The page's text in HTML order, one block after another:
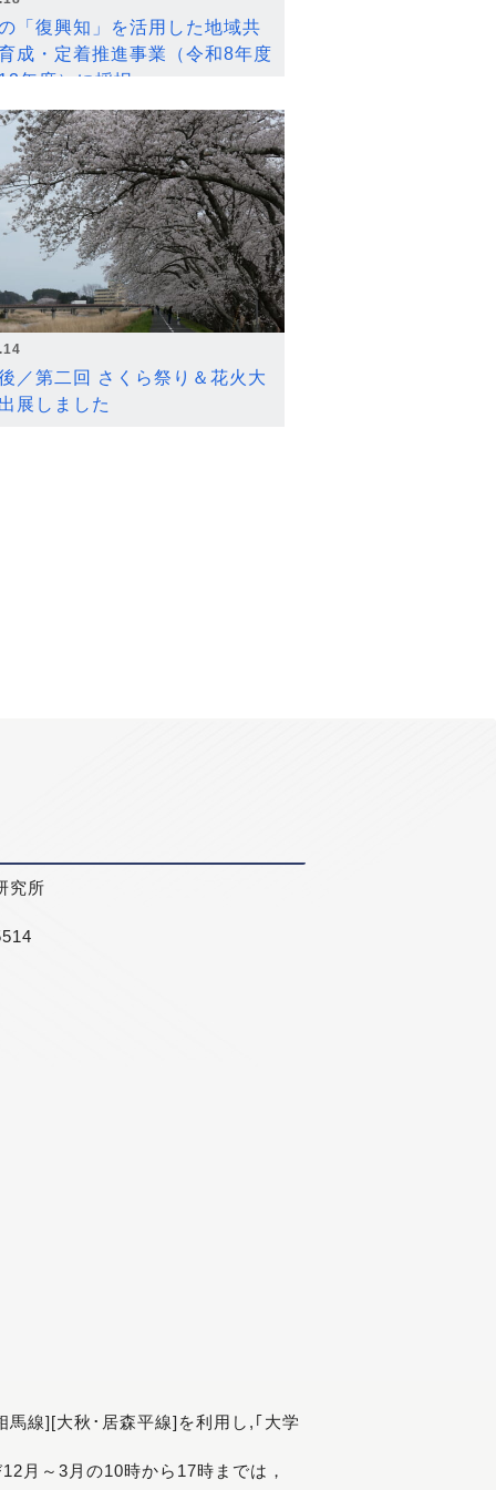
「復興知」を活用した地域共
成・定着推進事業（令和8年度
年度）に採択
／第二回 さくら祭り＆花火大
展しました
究所
線][大秋･居森平線]を利用し,｢大学
月～3月の10時から17時までは，